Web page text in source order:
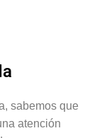
sabemos que
atención